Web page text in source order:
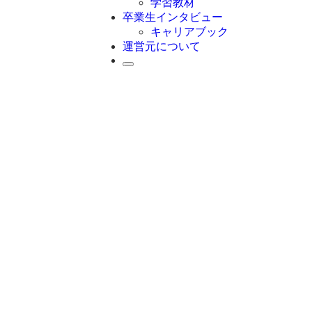
学習教材
卒業生インタビュー
キャリアブック
運営元について